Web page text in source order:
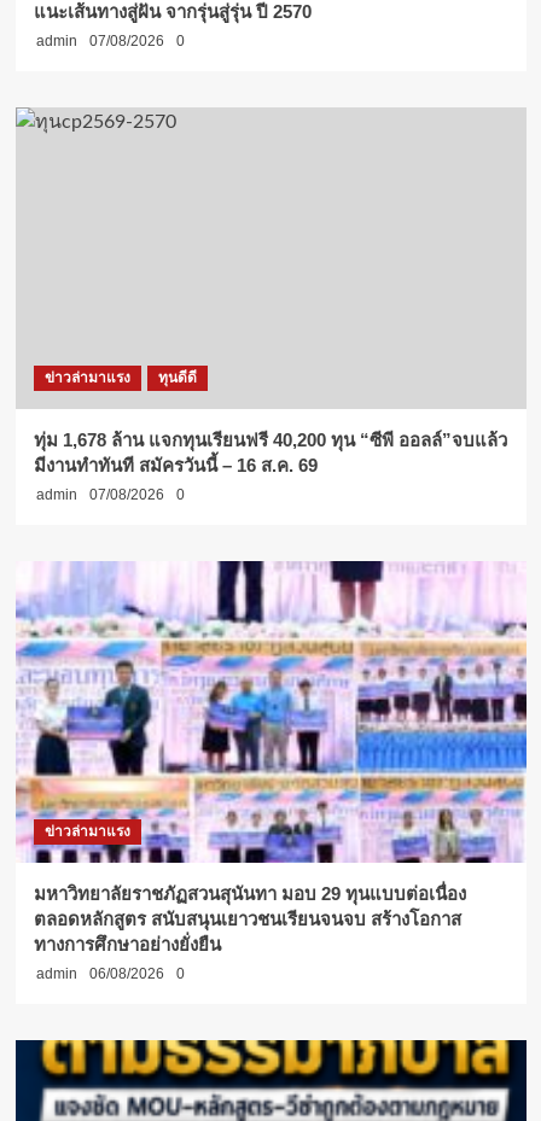
แนะเส้นทางสู่ฝัน จากรุ่นสู่รุ่น ปี 2570
admin 07/08/2026 0
ข่าวล่ามาแรง ทุนดีดี
ทุ่ม 1,678 ล้าน แจกทุนเรียนฟรี 40,200 ทุน “ซีพี ออลล์”จบแล้ว
มีงานทำทันที สมัครวันนี้ – 16 ส.ค. 69
admin 07/08/2026 0
ข่าวล่ามาแรง
มหาวิทยาลัยราชภัฏสวนสุนันทา มอบ 29 ทุนแบบต่อเนื่อง
ตลอดหลักสูตร สนับสนุนเยาวชนเรียนจนจบ สร้างโอกาส
ทางการศึกษาอย่างยั่งยืน
admin 06/08/2026 0